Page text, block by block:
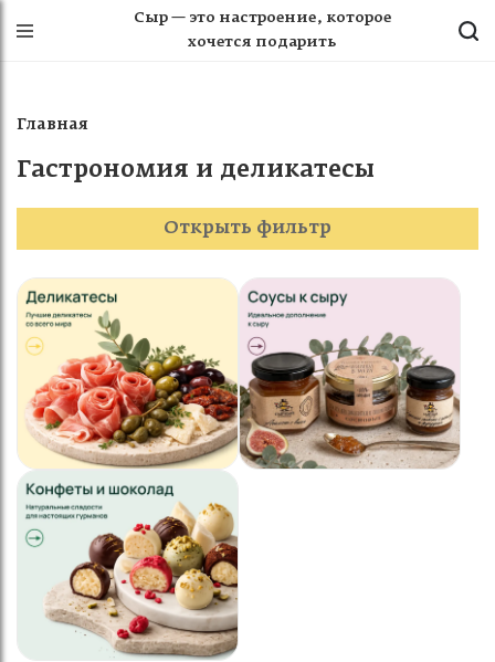
Сыр — это настроение, которое
хочется подарить
Главная
Гастрономия и деликатесы
Открыть фильтр